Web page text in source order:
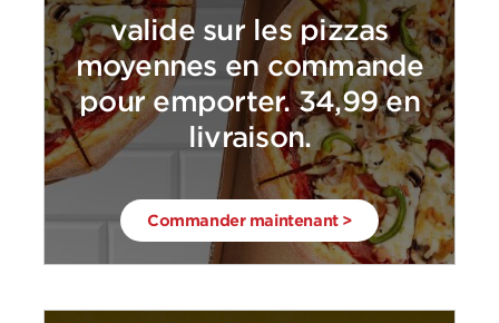
valide sur les pizzas
moyennes en commande
pour emporter. 34,99 en
livraison.
Commander maintenant >